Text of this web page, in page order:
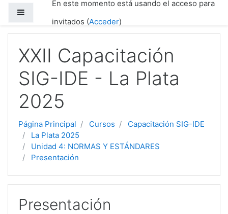
Salta al contenido principalEn este momento está usando el acceso para
invitados (Acceder)
XXII Capacitación
SIG-IDE - La Plata
2025
Página Principal Cursos
Capacitación SIG-IDE
La Plata 2025
Unidad 4: NORMAS Y ESTÁNDARES
Presentación
Presentación